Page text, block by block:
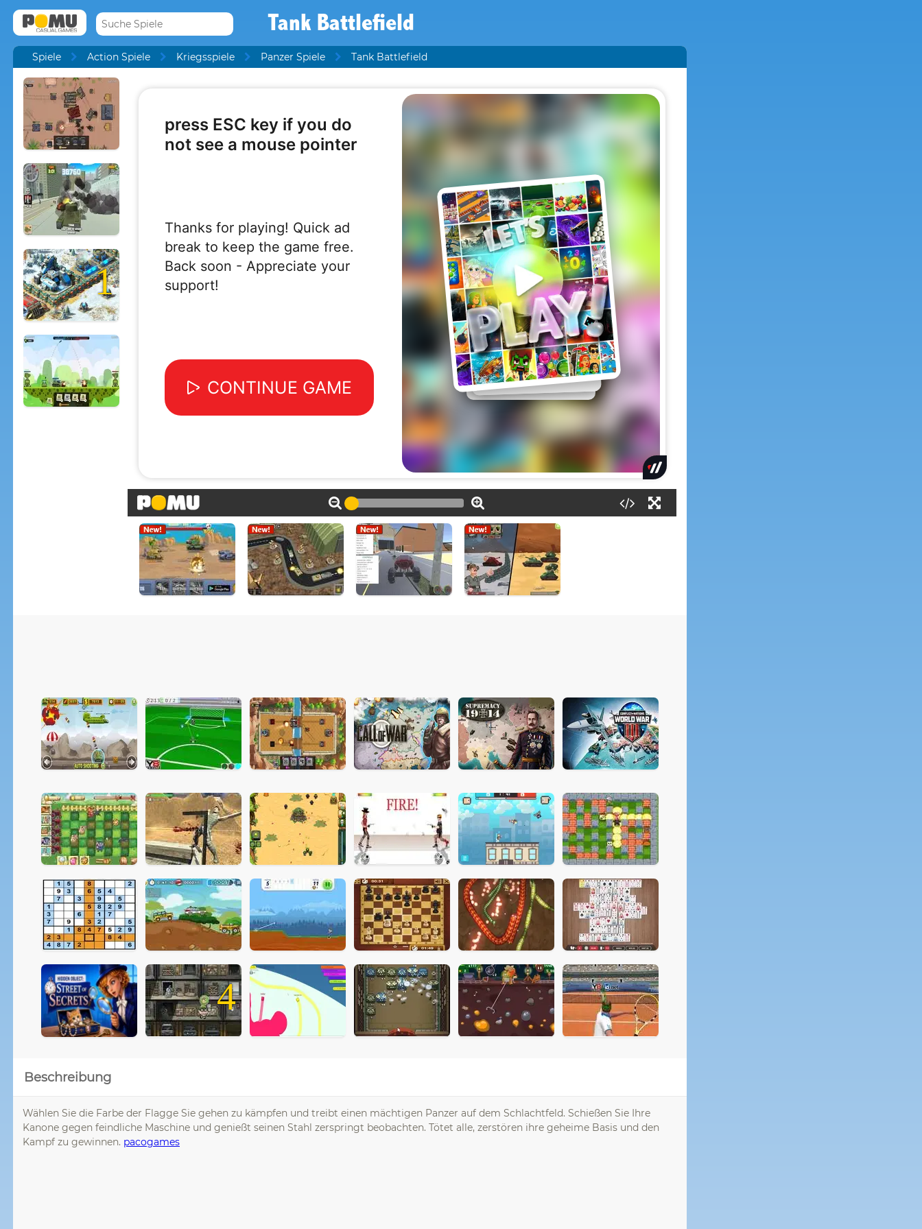
Tank Battlefield
Spiele Action Spiele Kriegsspiele Panzer Spiele Tank Battlefield
1
4
Beschreibung
Wählen Sie die Farbe der Flagge Sie gehen zu kämpfen und treibt einen mächtigen Panzer auf dem Schlachtfeld. Schießen Sie Ihre
Kanone gegen feindliche Maschine und genießt seinen Stahl zerspringt beobachten. Tötet alle, zerstören ihre geheime Basis und den
Kampf zu gewinnen. pacogames